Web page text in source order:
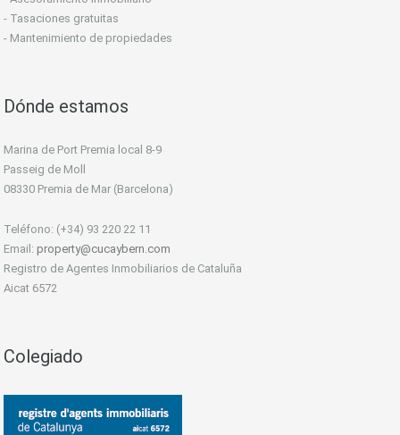
- Tasaciones gratuitas
- Mantenimiento de propiedades
Dónde estamos
Marina de Port Premia local 8-9
Passeig de Moll
08330 Premia de Mar (Barcelona)
Teléfono: (+34) 93 220 22 11
Email: property@cucaybern.com
Registro de Agentes Inmobiliarios de Cataluña
Aicat 6572
Colegiado